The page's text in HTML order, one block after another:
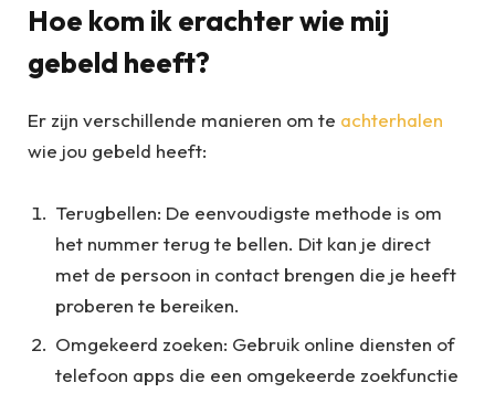
Hoe kom ik erachter wie mij
gebeld heeft?
Er zijn verschillende manieren om te achterhalen
wie jou gebeld heeft:
Terugbellen: De eenvoudigste methode is om
het nummer terug te bellen. Dit kan je direct
met de persoon in contact brengen die je heeft
proberen te bereiken.
Omgekeerd zoeken: Gebruik online diensten of
telefoon apps die een omgekeerde zoekfunctie